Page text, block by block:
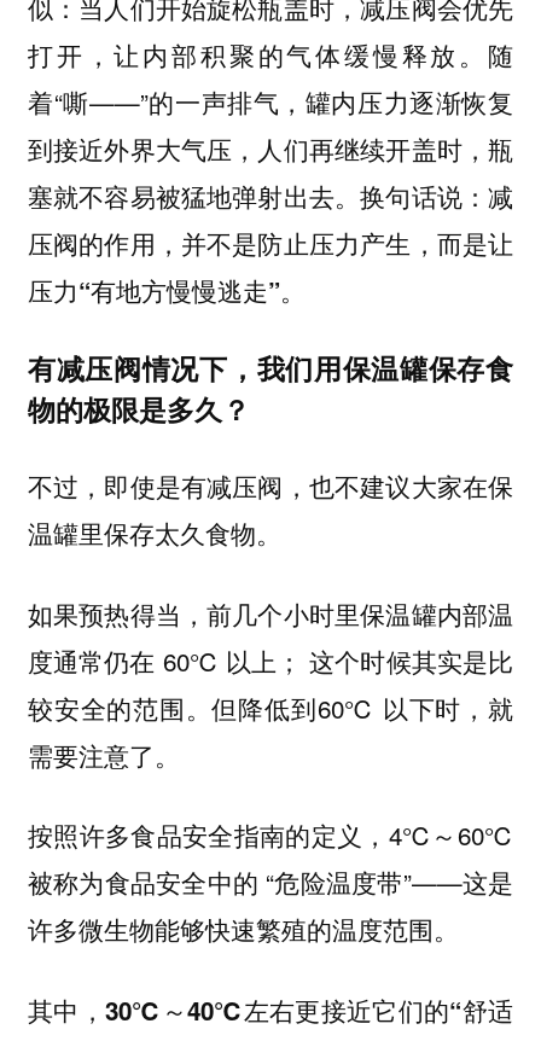
似：当人们开始旋松瓶盖时，减压阀会优先
打开，让内部积聚的气体缓慢释放。随
着“嘶——”的一声排气，罐内压力逐渐恢复
到接近外界大气压，人们再继续开盖时，瓶
塞就不容易被猛地弹射出去。换句话说：减
压阀的作用，并不是防止压力产生，而是让
压力“有地方慢慢逃走”。
有减压阀情况下，我们用保温罐保存食
物的极限是多久？
不过，即使是有减压阀，也不建议大家在保
温罐里保存太久食物。
如果预热得当，前几个小时里保温罐内部温
度通常仍在 60℃ 以上； 这个时候其实是比
较安全的范围。但降低到60℃ 以下时，就
需要注意了。
按照许多食品安全指南的定义，4℃～60℃
被称为食品安全中的 “危险温度带”——这是
许多微生物能够快速繁殖的温度范围。
其中，30℃～40℃左右更接近它们的“舒适